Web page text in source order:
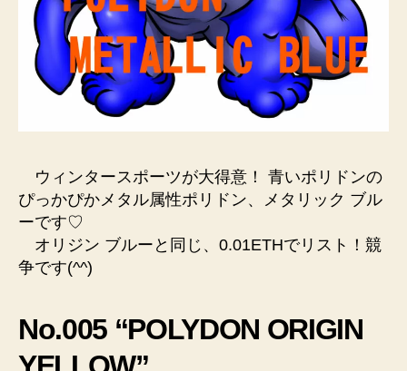
ウィンタースポーツが大得意！ 青いポリドンの
ぴっかぴかメタル属性ポリドン、メタリック ブル
ーです♡
オリジン ブルーと同じ、0.01ETHでリスト！競
争です(^^)
No.005 “POLYDON ORIGIN